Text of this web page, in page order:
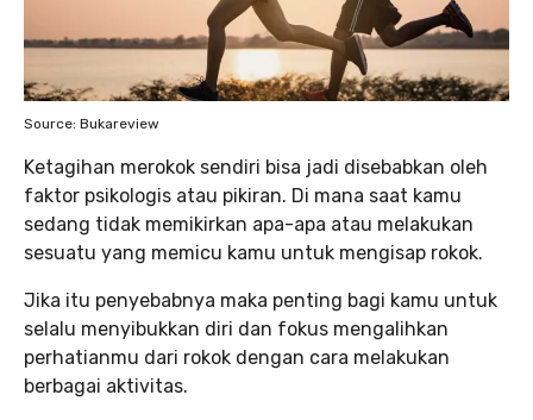
Source: Bukareview
Ketagihan merokok sendiri bisa jadi disebabkan oleh
faktor psikologis atau pikiran. Di mana saat kamu
sedang tidak memikirkan apa-apa atau melakukan
sesuatu yang memicu kamu untuk mengisap rokok.
Jika itu penyebabnya maka penting bagi kamu untuk
selalu menyibukkan diri dan fokus mengalihkan
perhatianmu dari rokok dengan cara melakukan
berbagai aktivitas.